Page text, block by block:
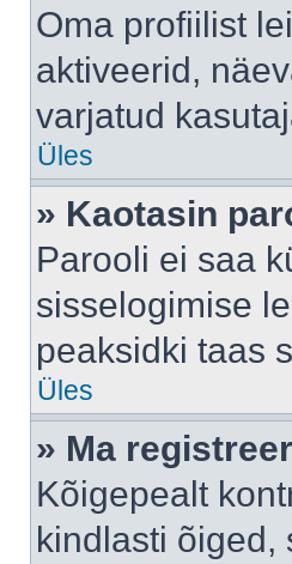
Oma profiilist
aktiveerid,
varjatud
Üles
» Kaotasin
Parooli ei saa
sisselogimise
peaksidki taas
Üles
» Ma
Kõigepealt
kindlasti õiged,